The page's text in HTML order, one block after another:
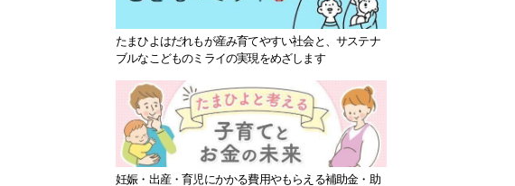
たまひよはだれもが産み育てやすい社会と、サステナ
ブルなこどものミライの実現をめざします
妊娠・出産・育児にかかる費用やもらえる補助金・助